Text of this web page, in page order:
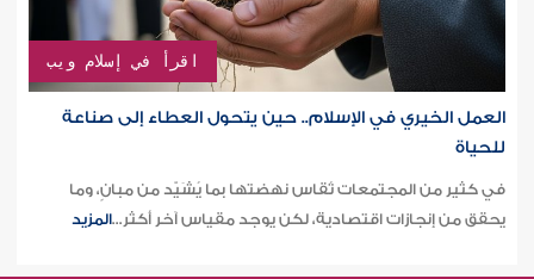
اقرأ في إسلام ويب
العمل الخيري في الإسلام.. حين يتحول العطاء إلى صناعة
للحياة
في كثير من المجتمعات تُقاس نهضتها بما يُشَيّد من مبانٍ، وما
يحقق من إنجازات اقتصادية، لكن يوجد مقياس آخر أكثر...المزيد